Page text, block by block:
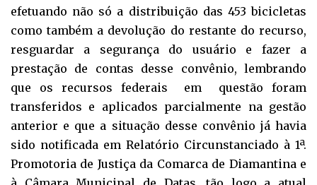
efetuando não só a distribuição das 453 bicicletas
como também a devolução do restante do recurso,
resguardar a segurança do usuário e fazer a
prestação de contas desse convênio, lembrando
que os recursos federais em questão foram
transferidos e aplicados parcialmente na gestão
anterior e que a situação desse convênio já havia
sido notificada em Relatório Circunstanciado à 1ª.
Promotoria de Justiça da Comarca de Diamantina e